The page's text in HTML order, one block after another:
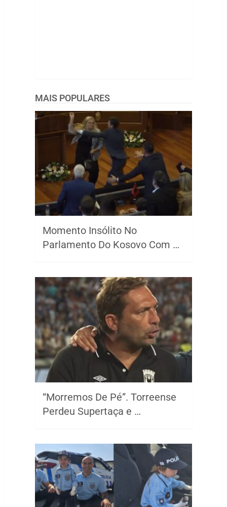
MAIS POPULARES
Momento Insólito No
Parlamento Do Kosovo Com …
“Morremos De Pé”. Torreense
Perdeu Supertaça e …